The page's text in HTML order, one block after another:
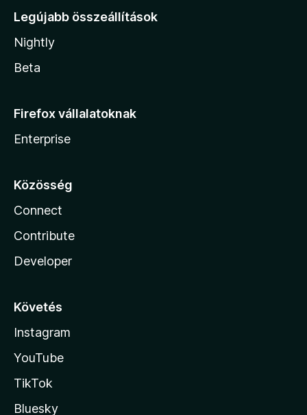
Legújabb összeállítások
Nightly
Beta
Firefox vállalatoknak
Enterprise
Közösség
Connect
Contribute
Developer
Követés
Instagram
YouTube
TikTok
Bluesky